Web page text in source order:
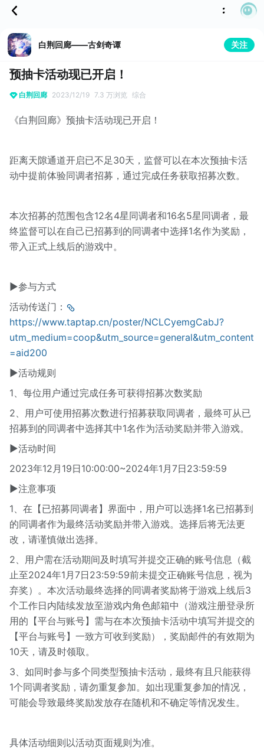
白荆回廊——古剑奇谭 关注
预抽卡活动现已开启！
白荆回廊 2023/12/19 7.3 万浏览 综合
《白荆回廊》预抽卡活动现已开启！
距离天隙通道开启已不足30天，监督可以在本次预抽卡活
动中提前体验同调者招募，通过完成任务获取招募次数。
本次招募的范围包含12名4星同调者和16名5星同调者，最
终监督可以在自己已招募到的同调者中选择1名作为奖励，
带入正式上线后的游戏中。
▶参与方式
活动传送门：
https://www.taptap.cn/poster/NCLCyemgCabJ?
utm_medium=coop&utm_source=general&utm_content
=aid200
▶活动规则
1、每位用户通过完成任务可获得招募次数奖励
2、用户可使用招募次数进行招募获取同调者，最终可从已
招募到的同调者中选择其中1名作为活动奖励并带入游戏。
▶活动时间
2023年12月19日10:00:00~2024年1月7日23:59:59
▶注意事项
1、在【已招募同调者】界面中，用户可以选择1名已招募到
的同调者作为最终活动奖励并带入游戏。选择后将无法更
改，请谨慎做出选择。
2、用户需在活动期间及时填写并提交正确的账号信息（截
止至2024年1月7日23:59:59前未提交正确账号信息，视为
弃奖）。本次活动最终选择的同调者奖励将于游戏上线后3
个工作日内陆续发放至游戏内角色邮箱中（游戏注册登录所
用的【平台与账号】需与在本次预抽卡活动中填写并提交的
【平台与账号】一致方可收到奖励），奖励邮件的有效期为
10天，请及时领取。
3、如同时参与多个同类型预抽卡活动，最终有且只能获得
1个同调者奖励，请勿重复参加。如出现重复参加的情况，
可能会导致最终奖励发放存在随机和不确定等情况发生。
具体活动细则以活动页面规则为准。